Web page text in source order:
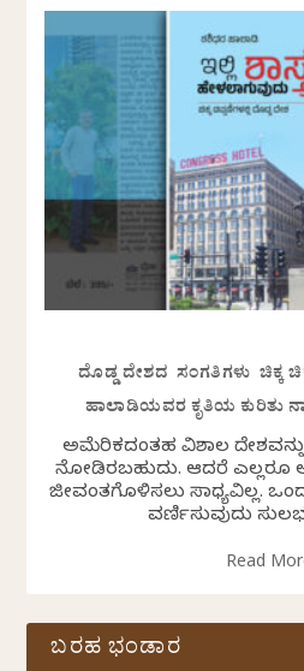
ದೊಡ್ಡ ದೇಶದ ಸಂಗತಿಗಳು ಚಿಕ್ಕ
ಹಾಲಾಡಿಯವರ ಕೃತಿಯ ಕುರಿತು
ಅಮೆರಿಕದಂತಹ ವಿಶಾಲ ದೇಶವನ್ನು
ನೋಡಿರಬಹುದು. ಆದರೆ ಎಲ್ಲರೂ
ಜೀವಂತಗೊಳಿಸಲು ಸಾಧ್ಯವಿಲ್ಲ.
ವರ್ಣಿಸುವುದು
Read
ಬರಹ ಭಂಡಾರ